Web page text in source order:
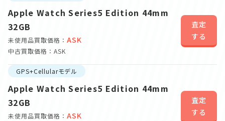
Apple Watch Series5 Edition 44mm
32GB
未使用品買取価格： ASK
中古買取価格：ASK
査定
する
GPS+Cellularモデル
Apple Watch Series5 Edition 44mm
32GB
未使用品買取価格： ASK
査定
する